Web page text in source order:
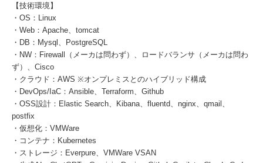
【技術環境】
・OS：Linux
・Web：Apache、tomcat
・DB：Mysql、PostgreSQL
・NW：Firewall（メーカは問わず）、ロードバランサ（メーカは問わ
ず）、Cisco
・クラウド：AWS ※オンプレミスとのハイブリッド構成
・DevOps/IaC：Ansible、Terraform、Github
・OSS設計：Elastic Search、Kibana、fluentd、nginx、qmail、
postfix
・仮想化：VMWare
・コンテナ：Kubernetes
・ストレージ：Everpure、VMWare VSAN